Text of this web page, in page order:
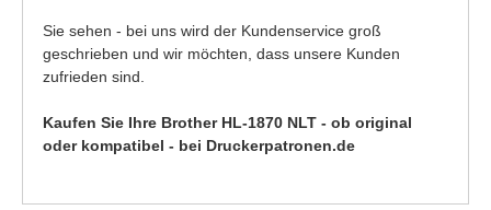
Sie sehen - bei uns wird der Kundenservice groß
geschrieben und wir möchten, dass unsere Kunden
zufrieden sind.
Kaufen Sie Ihre Brother HL-1870 NLT - ob original
oder kompatibel - bei Druckerpatronen.de